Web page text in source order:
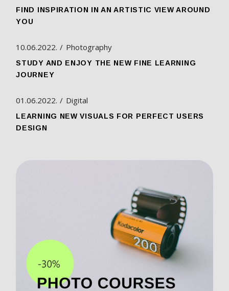
FIND INSPIRATION IN AN ARTISTIC VIEW AROUND
YOU
10.06.2022. Photography
STUDY AND ENJOY THE NEW FINE LEARNING
JOURNEY
01.06.2022. Digital
LEARNING NEW VISUALS FOR PERFECT USERS
DESIGN